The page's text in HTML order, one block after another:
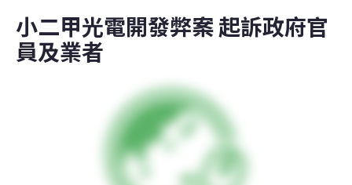
小二甲光電開發弊案 起訴政府官
員及業者